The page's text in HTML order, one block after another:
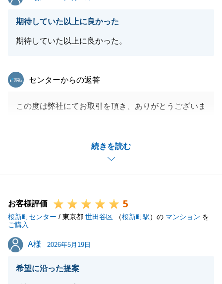
閉じる
期待していた以上に良かった
期待していた以上に良かった。
続きを読む
東急リバブル
センターからの返答
この度は弊社にてお取引を頂き、ありがとうございま
変わり居住用として販売に切り替わりました。
不動産価格の上昇もあり、結果的には最も良いタイミ
ングでの売却となりました。
弊社では、このような権利関係が複雑な不動産の取引
も得意としております。
またご相談がございましたら些細な事でもご遠慮なく
ご連絡下さいませ。
お客様評価 5
桜新町センター / 東京都 世田谷区 （桜新町駅）の マンション を
ご購入
A様
A様 2026年5月19日
希望に沿った提案